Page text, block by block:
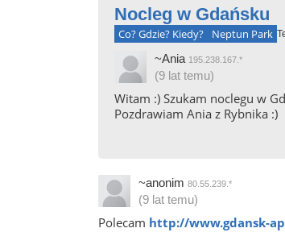
Nocleg w Gdańsku
Co? Gdzie? Kiedy? Neptun Park
~Ania 195.238.167.*
(9 lat temu)
Witam :) Szukam noclegu w
Pozdrawiam Ania z Rybnika :)
~anonim 80.55.239.*
(9 lat temu)
Polecam http://www.gdansk-